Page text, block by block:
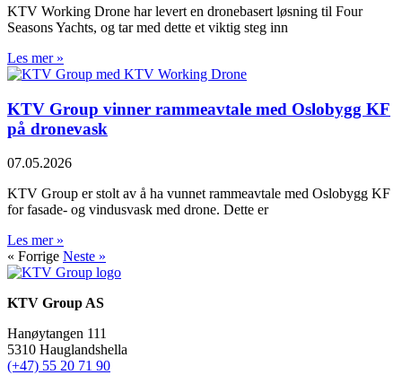
KTV Working Drone har levert en dronebasert løsning til Four
Seasons Yachts, og tar med dette et viktig steg inn
Les mer »
KTV Group vinner rammeavtale med Oslobygg KF
på dronevask
07.05.2026
KTV Group er stolt av å ha vunnet rammeavtale med Oslobygg KF
for fasade- og vindusvask med drone. Dette er
Les mer »
« Forrige Neste »
KTV Group AS
Hanøytangen 111
5310 Hauglandshella
(+47) 55 20 71 90